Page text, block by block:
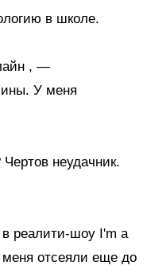
в школе.
, —
У меня
неудачник.
реалити-шоу I'm a
отсеяли еще до